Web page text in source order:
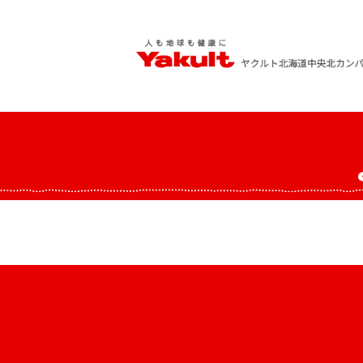
content
ヤクルト北海道中央 北カンパニー
人も地球も健康に